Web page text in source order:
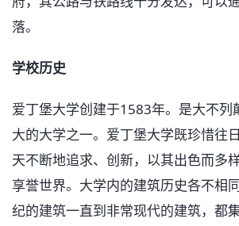
落。
学校历史
爱丁堡大学创建于1583年。是大不列
大的大学之一。爱丁堡大学既珍惜往
天不断地追求、创新，以其出色而多
享誉世界。大学内的建筑历史各不相
纪的建筑一直到非常现代的建筑，都